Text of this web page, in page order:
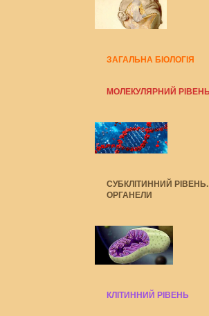
ЗАГАЛЬНА БІОЛОГІЯ
МОЛЕКУЛЯРНИЙ
СУБКЛІТИННИЙ РІВЕНЬ.
ОРГАНЕЛИ
КЛІТИННИЙ РІВЕНЬ